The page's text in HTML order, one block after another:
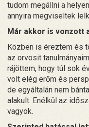
tudom megállni a
annyira megviseltek
Már akkor is vonzott
Közben is éreztem és
az orvosit
rájöttem, hogy túl sok
volt elég erőm és
de egyáltalán nem
alakult. Enélkül az
vagyok.